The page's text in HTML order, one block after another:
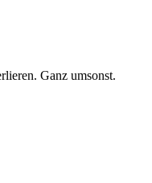
Ganz umsonst.